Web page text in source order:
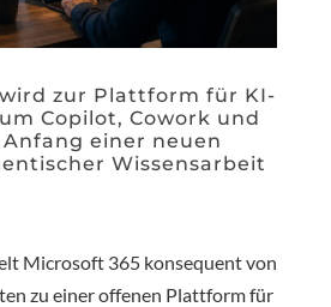
zur Plattform für KI-
Copilot, Cowork und
einer neuen
Wissensarbeit
Microsoft 365 konsequent von
zu einer offenen Plattform für